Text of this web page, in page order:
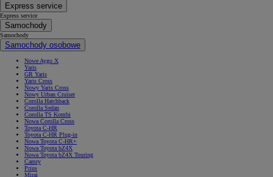
Express service
Express service
Samochody
Samochody
Samochody osobowe
Nowe Aygo X
Yaris
GR Yaris
Yaris Cross
Nowy Yaris Cross
Nowy Urban Cruiser
Corolla Hatchback
Corolla Sedan
Corolla TS Kombi
Nowa Corolla Cross
Toyota C-HR
Toyota C-HR Plug-in
Nowa Toyota C-HR+
Nowa Toyota bZ4X
Nowa Toyota bZ4X Touring
Camry
Prius
Mirai